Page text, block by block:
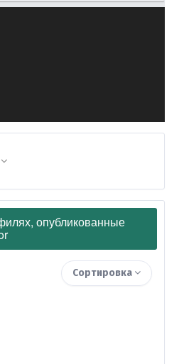
опубликованные
Сортировка